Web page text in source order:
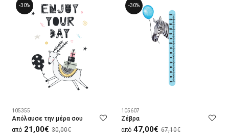
-30%
105355
Απόλαυσε την μέρα σου
από 21,00€ 30,00€
-30%
105607
Ζέβρα
από 47,00€ 67,10€